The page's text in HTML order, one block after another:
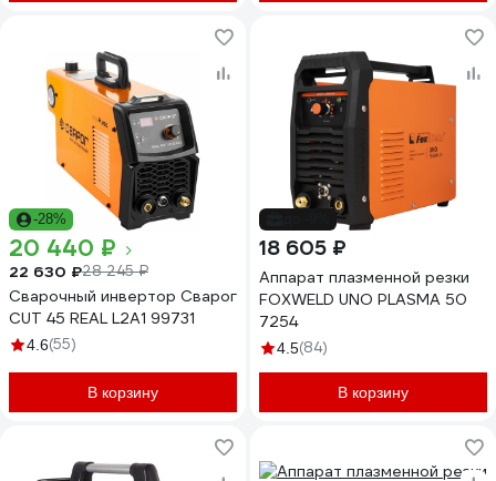
-28%
20 440 ₽
22 630 ₽28 245 ₽
Сварочный инвертор Сварог
CUT 45 REAL L2А1 99731
4.6(55)
В корзину
18 605 ₽
Аппарат плазменной резки
FOXWELD UNO PLASMA 50
7254
4.5(84)
В корзину